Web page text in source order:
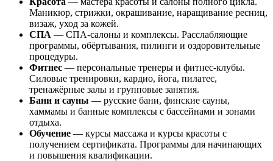
Маникюр, стрижки, окрашивание, наращивание ресниц,
визаж, уход за кожей.
СПА — СПА-салоны и комплексы. Расслабляющие
программы, обёртывания, пилинги и оздоровительные
процедуры.
Фитнес — персональные тренеры и фитнес-клубы.
Силовые тренировки, кардио, йога, пилатес,
тренажёрные залы и групповые занятия.
Бани и сауны — русские бани, финские сауны,
хаммамы и банные комплексы с бассейнами и зонами
отдыха.
Обучение — курсы массажа и курсы красоты с
получением сертификата. Программы для начинающих
и повышения квалификации.